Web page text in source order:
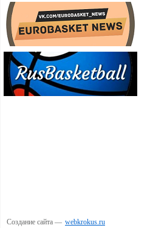
Создание сайта — webkrokus.ru